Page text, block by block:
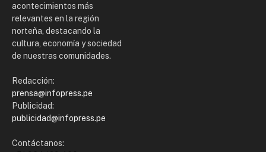
acontecimientos más
relevantes en la región
norteña, destacando la
cultura, economía y sociedad
de nuestras comunidades.
Redacción:
prensa@infopress.pe
Publicidad:
publicidad@infopress.pe
Contáctanos: